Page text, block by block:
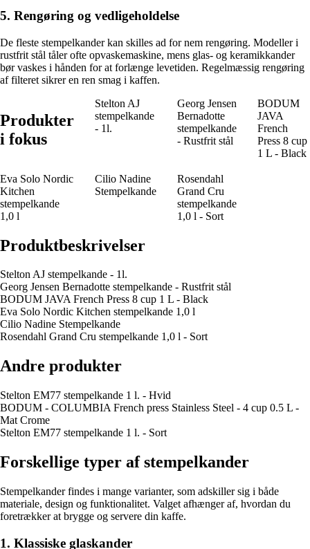
5. Rengøring og vedligeholdelse
De fleste stempelkander kan skilles ad for nem rengøring. Modeller i
rustfrit stål tåler ofte opvaskemaskine, mens glas- og keramikkander
bør vaskes i hånden for at forlænge levetiden. Regelmæssig rengøring
af filteret sikrer en ren smag i kaffen.
Produkter
i fokus
Stelton AJ
stempelkande
- 1l.
Georg Jensen
Bernadotte
stempelkande
- Rustfrit stål
BODUM
JAVA
French
Press 8 cup
1 L - Black
Eva Solo Nordic
Kitchen
stempelkande
1,0 l
Cilio Nadine
Stempelkande
Rosendahl
Grand Cru
stempelkande
1,0 l - Sort
Produktbeskrivelser
Stelton AJ stempelkande - 1l.
Georg Jensen Bernadotte stempelkande - Rustfrit stål
BODUM JAVA French Press 8 cup 1 L - Black
Eva Solo Nordic Kitchen stempelkande 1,0 l
Cilio Nadine Stempelkande
Rosendahl Grand Cru stempelkande 1,0 l - Sort
Andre produkter
Stelton EM77 stempelkande 1 l. - Hvid
BODUM - COLUMBIA French press Stainless Steel - 4 cup 0.5 L -
Mat Crome
Stelton EM77 stempelkande 1 l. - Sort
Forskellige typer af stempelkander
Stempelkander findes i mange varianter, som adskiller sig i både
materiale, design og funktionalitet. Valget afhænger af, hvordan du
foretrækker at brygge og servere din kaffe.
1. Klassiske glaskander